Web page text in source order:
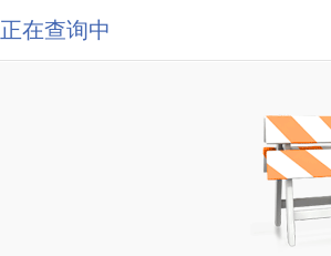
正在查询中